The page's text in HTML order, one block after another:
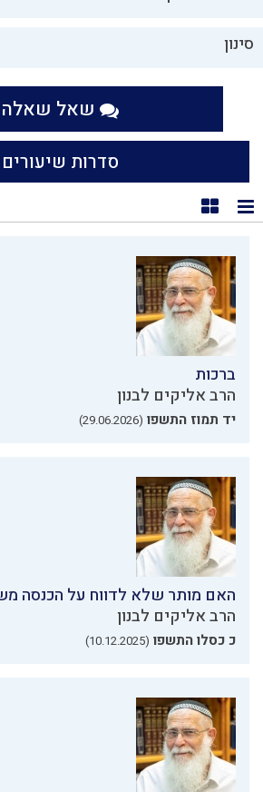
סינון
שאל שאלה
סדרות שיעורים
תצוגת רשימה
תצוגת קוביות
ברכות
הרב אליקים לבנון
יד תמוז התשפו (29.06.2026)
האם מותר שלא לדווח על הכנסה
הרב אליקים לבנון
כ כסלו התשפו (10.12.2025)